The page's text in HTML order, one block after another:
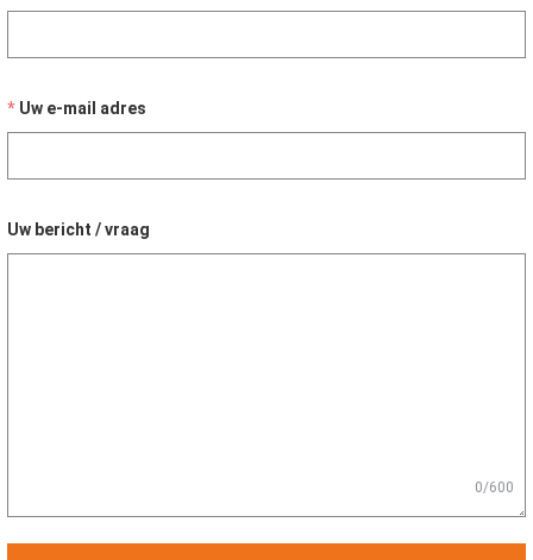
Uw e-mail adres
Uw bericht / vraag
0/600